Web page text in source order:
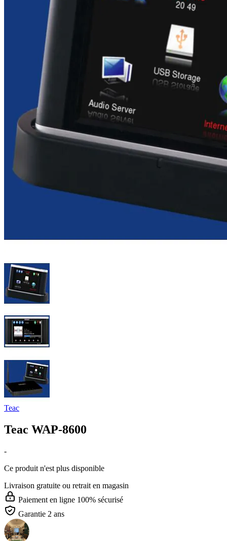
Teac
Teac WAP-8600
-
Ce produit n'est plus disponible
Livraison gratuite ou retrait en magasin
Paiement en ligne 100% sécurisé
Garantie 2 ans